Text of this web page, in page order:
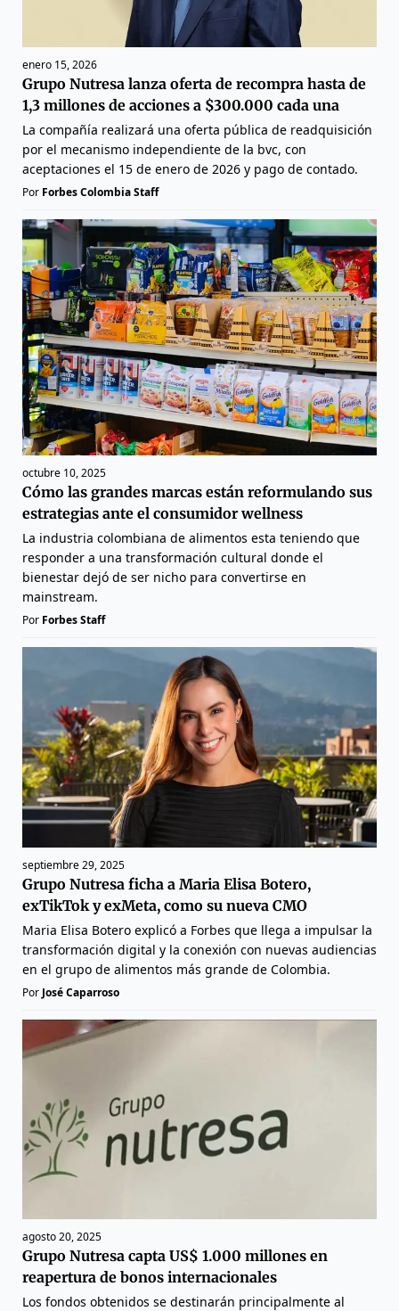
enero 15, 2026
Grupo Nutresa lanza oferta de recompra hasta de
1,3 millones de acciones a $300.000 cada una
La compañía realizará una oferta pública de readquisición
por el mecanismo independiente de la bvc, con
aceptaciones el 15 de enero de 2026 y pago de contado.
Por Forbes Colombia Staff
octubre 10, 2025
Cómo las grandes marcas están reformulando sus
estrategias ante el consumidor wellness
La industria colombiana de alimentos esta teniendo que
responder a una transformación cultural donde el
bienestar dejó de ser nicho para convertirse en
mainstream.
Por Forbes Staff
septiembre 29, 2025
Grupo Nutresa ficha a Maria Elisa Botero,
exTikTok y exMeta, como su nueva CMO
Maria Elisa Botero explicó a Forbes que llega a impulsar la
transformación digital y la conexión con nuevas audiencias
en el grupo de alimentos más grande de Colombia.
Por José Caparroso
agosto 20, 2025
Grupo Nutresa capta US$ 1.000 millones en
reapertura de bonos internacionales
Los fondos obtenidos se destinarán principalmente al